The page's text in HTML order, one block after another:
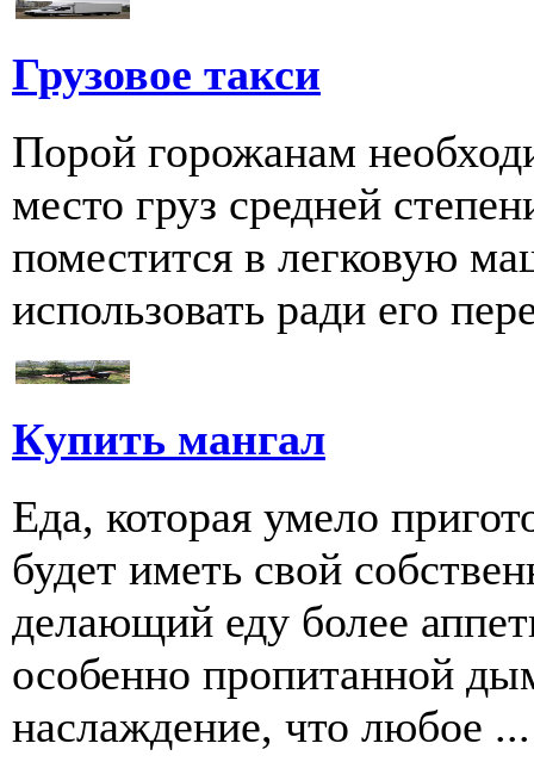
Грузовое такси
Порой горожанам
место груз средней
поместится в легковую
использовать ради его
Купить мангал
Еда, которая умело
будет иметь свой
делающий еду более
особенно пропитанной
наслаждение, что любое ...